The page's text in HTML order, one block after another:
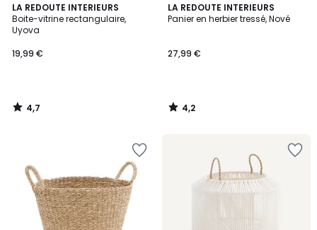
LA REDOUTE INTERIEURS
Boite-vitrine rectangulaire,
Uyova
19,99 €
4,7
/ 5
4,7
/
LA REDOUTE INTERIEURS
Panier en herbier tressé, Nové
27,99 €
4,2
/ 5
4,2
/